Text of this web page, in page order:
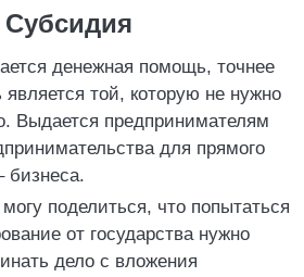
Субсидия
денежная помощь, точнее
той, которую не нужно
Выдается предпринимателям
для прямого
бизнеса.
поделиться, что попытаться
от государства нужно
дело с вложения